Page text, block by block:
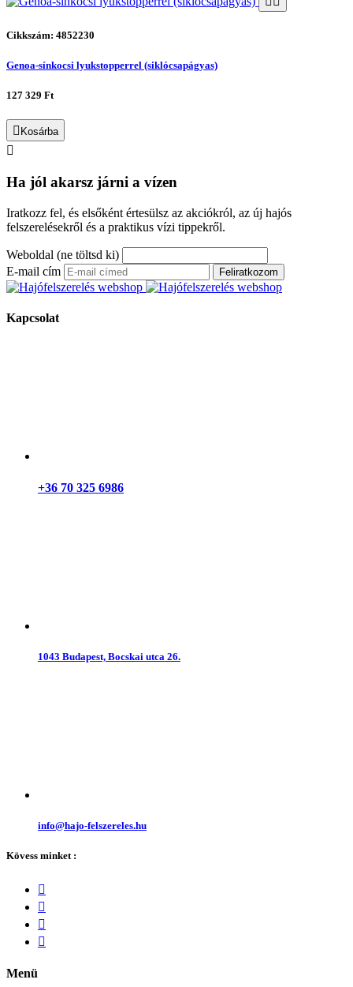
Cikkszám: 4852230
Genoa-sínkocsi lyukstopperrel (siklócsapágyas)
127 329 Ft
Kosárba
Ha jól akarsz járni a vízen
Iratkozz fel, és elsőként értesülsz az akciókról, az új hajós
felszerelésekről és a praktikus vízi tippekről.
Weboldal (ne töltsd ki)
E-mail cím
Feliratkozom
Kapcsolat
+36 70 325 6986
1043 Budapest, Bocskai utca 26.
info@hajo-felszereles.hu
Kövess minket :
Menü